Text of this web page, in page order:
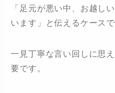
「足元が悪い中、お越し
います」と伝えるケースで
一見丁寧な言い回しに思
要です。